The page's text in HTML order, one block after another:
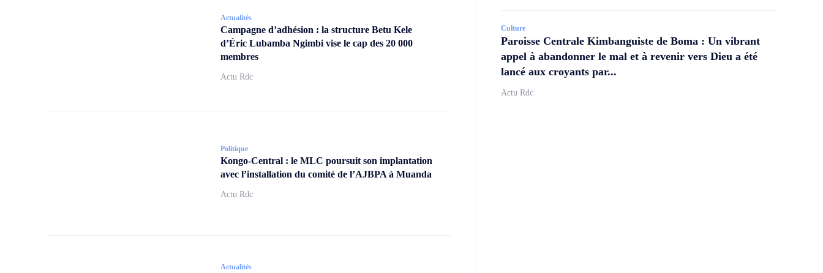
Actualités
Campagne d’adhésion : la structure Betu Kele
d’Éric Lubamba Ngimbi vise le cap des 20 000
membres
Actu Rdc
Politique
Kongo-Central : le MLC poursuit son implantation
avec l’installation du comité de l’AJBPA à Muanda
Actu Rdc
Actualités
Culture
Paroisse Centrale Kimbanguiste de Boma : Un vibrant
appel à abandonner le mal et à revenir vers Dieu a été
lancé aux croyants par...
Actu Rdc